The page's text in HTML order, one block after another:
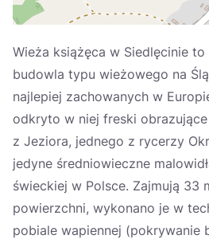
Wieża książęca w Siedlęcinie to
budowla typu wieżowego na
najlepiej zachowanych w
odkryto w niej freski
z Jeziora, jednego z rycerzy
jedyne średniowieczne
świeckiej w Polsce. Zajmują 33
powierzchni, wykonano je w
pobiale wapiennej (pokrywanie